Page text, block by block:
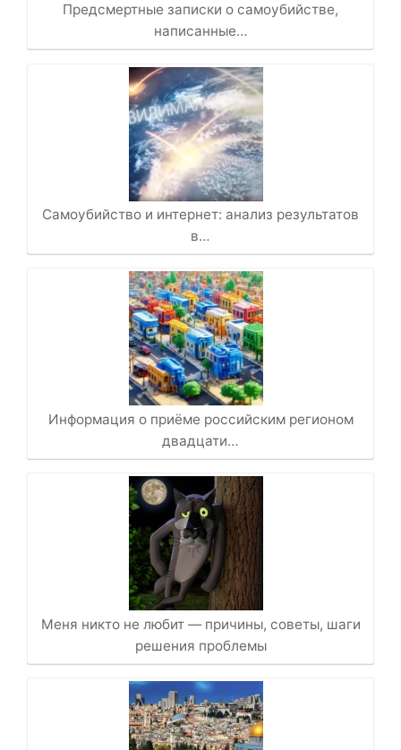
Предсмертные записки о самоубийстве,
написанные…
Самоубийство и интернет: анализ результатов
в…
Информация о приёме российским регионом
двадцати…
Меня никто не любит — причины, советы, шаги
решения проблемы